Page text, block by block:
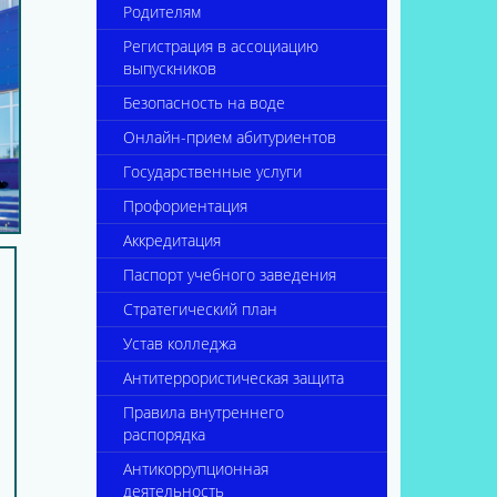
Родителям
Регистрация в ассоциацию
выпускников
Безопасность на воде
Онлайн-прием абитуриентов
Государственные услуги
Профориентация
Аккредитация
Паспорт учебного заведения
Стратегический план
Устав колледжа
Антитеррористическая защита
Правила внутреннего
распорядка
Антикоррупционная
деятельность